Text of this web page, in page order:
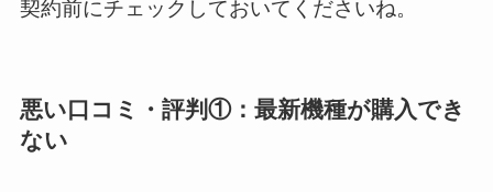
契約前にチェックしておいてくださいね。
悪い口コミ・評判①：最新機種が購入でき
ない